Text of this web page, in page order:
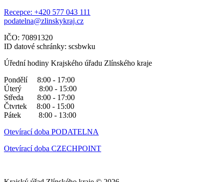
Recepce: +420 577 043 111
podatelna@zlinskykraj.cz
IČO: 70891320
ID datové schránky: scsbwku
Úřední hodiny Krajského úřadu Zlínského kraje
Pondělí 8:00 - 17:00
Úterý 8:00 - 15:00
Středa 8:00 - 17:00
Čtvrtek 8:00 - 15:00
Pátek 8:00 - 13:00
Otevírací doba PODATELNA
Otevírací doba CZECHPOINT